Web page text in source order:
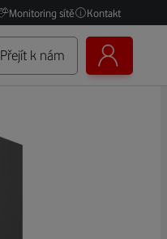
Monitoring sítě Kontakt
Přejít k nám